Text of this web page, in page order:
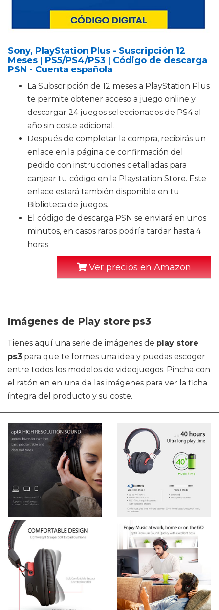
Sony, PlayStation Plus - Suscripción 12
Meses | PS5/PS4/PS3 | Código de descarga
PSN - Cuenta española
La Subscripción de 12 meses a PlayStation Plus
te permite obtener acceso a juego online y
descargar 24 juegos seleccionados de PS4 al
año sin coste adicional.
Después de completar la compra, recibirás un
enlace en la página de confirmación del
pedido con instrucciones detalladas para
canjear tu código en la Playstation Store. Este
enlace estará también disponible en tu
Biblioteca de juegos.
El código de descarga PSN se enviará en unos
minutos, en casos raros podría tardar hasta 4
horas
Ver precios en Amazon
Imágenes de Play store ps3
Tienes aquí una serie de imágenes de play store
ps3 para que te formes una idea y puedas escoger
entre todos los modelos de videojuegos. Pincha con
el ratón en en una de las imágenes para ver la ficha
íntegra del producto y su coste.